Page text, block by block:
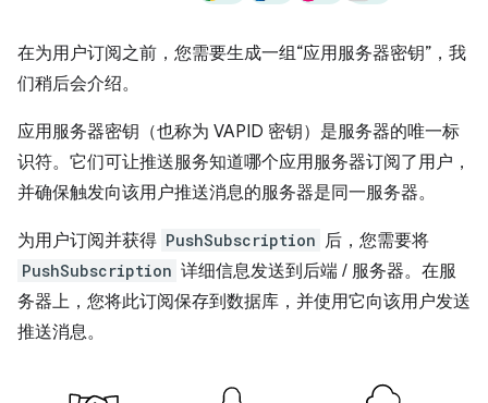
在为用户订阅之前，您需要生成一组“应用服务器密钥”，我
们稍后会介绍。
应用服务器密钥（也称为 VAPID 密钥）是服务器的唯一标
识符。它们可让推送服务知道哪个应用服务器订阅了用户，
并确保触发向该用户推送消息的服务器是同一服务器。
为用户订阅并获得 PushSubscription 后，您需要将
PushSubscription 详细信息发送到后端 / 服务器。在服
务器上，您将此订阅保存到数据库，并使用它向该用户发送
推送消息。